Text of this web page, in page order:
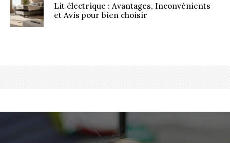
Lit électrique : Avantages, Inconvénients
et Avis pour bien choisir